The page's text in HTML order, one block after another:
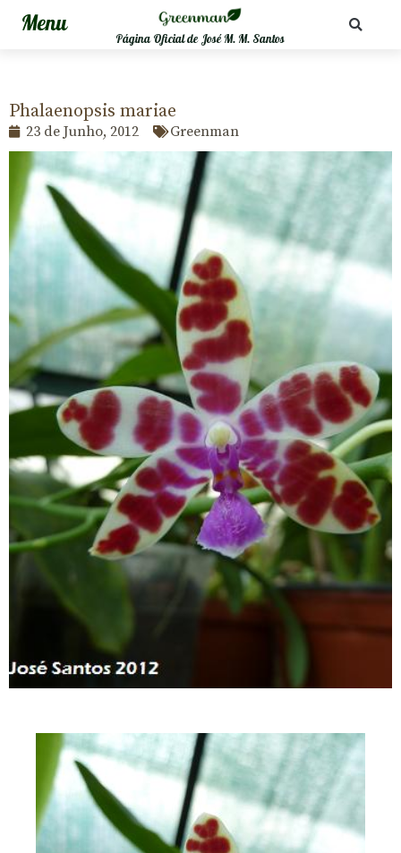
Página Oficial de José M. M. Santos
Phalaenopsis mariae
23 de Junho, 2012 Greenman